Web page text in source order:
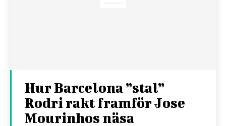
Hur Barcelona ”stal”
Rodri rakt framför Jose
Mourinhos näsa